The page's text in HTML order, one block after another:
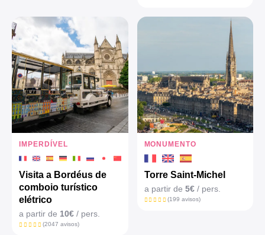
IMPERDÍVEL
Visita a Bordéus de
comboio turístico
elétrico
a partir de 10€ / pers.
(2047 avisos)
MONUMENTO
Torre Saint-Michel
a partir de 5€/ pers.
(199 avisos)